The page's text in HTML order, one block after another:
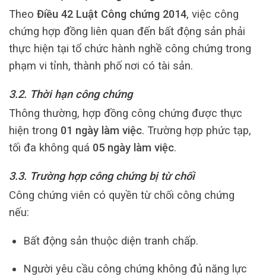
Theo Điều 42 Luật Công chứng 2014, việc công
chứng hợp đồng liên quan đến bất động sản phải
thực hiện tại tổ chức hành nghề công chứng trong
phạm vi tỉnh, thành phố nơi có tài sản.
3.2. Thời hạn công chứng
Thông thường, hợp đồng công chứng được thực
hiện trong 01 ngày làm việc. Trường hợp phức tạp,
tối đa không quá 05 ngày làm việc.
3.3. Trường hợp công chứng bị từ chối
Công chứng viên có quyền từ chối công chứng
nếu:
Bất động sản thuộc diện tranh chấp.
Người yêu cầu công chứng không đủ năng lực